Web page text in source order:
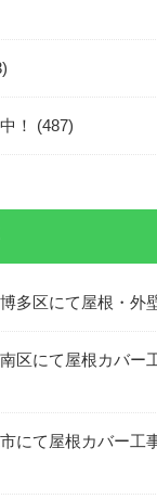
！ (487)
多区にて屋根・
区にて屋根カバー
にて屋根カバー